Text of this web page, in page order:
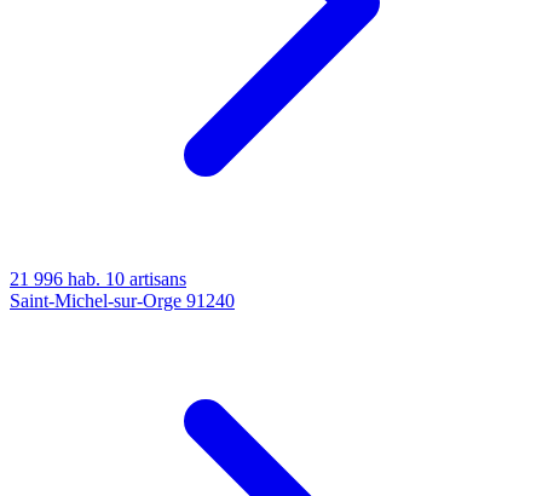
21 996 hab. 10 artisans
Saint-Michel-sur-Orge 91240